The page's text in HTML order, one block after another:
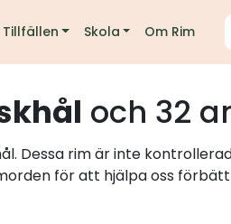
Tillfällen Skola Om Rim
och 32
Dessa rim är inte
för att hjälpa oss